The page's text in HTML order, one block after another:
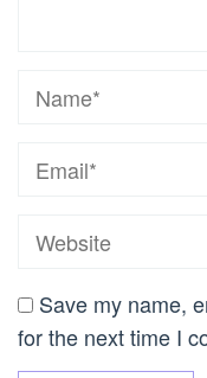
Save my name,
for the next time I